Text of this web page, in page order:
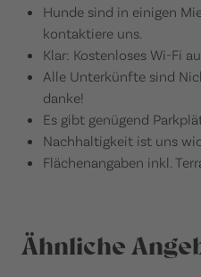
Hunde sind in einigen
kontaktiere uns.
Klar: Kostenloses Wi-Fi
Alle Unterkünfte sind
danke!
Es gibt genügend
Nachhaltigkeit ist uns
Flächenangaben inkl.
Ähnliche